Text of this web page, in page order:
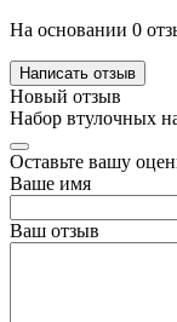
На основании 0
Написать отзыв
Новый отзыв
Набор втулочных
Оставьте вашу
Ваше имя
Ваш отзыв